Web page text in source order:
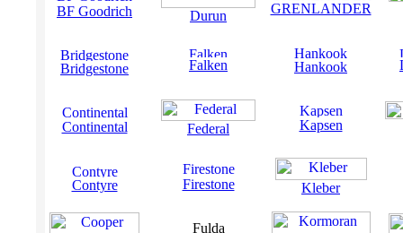
BF Goodrich
Bridgestone
Continental
Contyre
Durun
Falken
Federal
Firestone
GRENLANDER
Hankook
Kapsen
Kleber